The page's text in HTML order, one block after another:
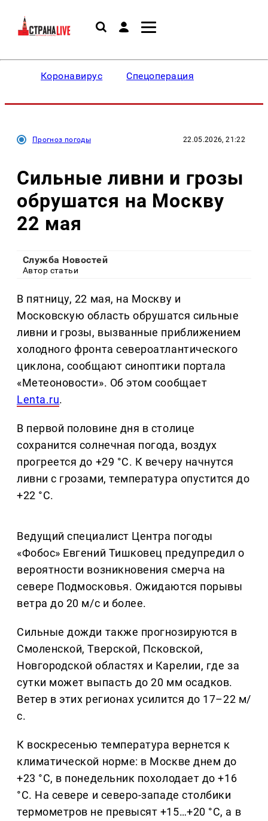
Коронавирус Спецоперация
Прогноз погоды 22.05.2026, 21:22
Сильные ливни и грозы
обрушатся на Москву
22 мая
Служба Новостей
Автор статьи
В пятницу, 22 мая, на Москву и
Московскую область обрушатся сильные
ливни и грозы, вызванные приближением
холодного фронта североатлантического
циклона, сообщают синоптики портала
«Метеоновости». Об этом сообщает
Lenta.ru.
В первой половине дня в столице
сохранится солнечная погода, воздух
прогреется до +29 °C. К вечеру начнутся
ливни с грозами, температура опустится до
+22 °C.
Ведущий специалист Центра погоды
«Фобос» Евгений Тишковец предупредил о
вероятности возникновения смерча на
севере Подмосковья. Ожидаются порывы
ветра до 20 м/с и более.
Сильные дожди также прогнозируются в
Смоленской, Тверской, Псковской,
Новгородской областях и Карелии, где за
сутки может выпасть до 20 мм осадков.
Ветер в этих регионах усилится до 17–22 м/
с.
К воскресенью температура вернется к
климатической норме: в Москве днем до
+23 °C, в понедельник похолодает до +16
°C. На севере и северо-западе столбики
термометров не превысят +15…+20 °C, а в